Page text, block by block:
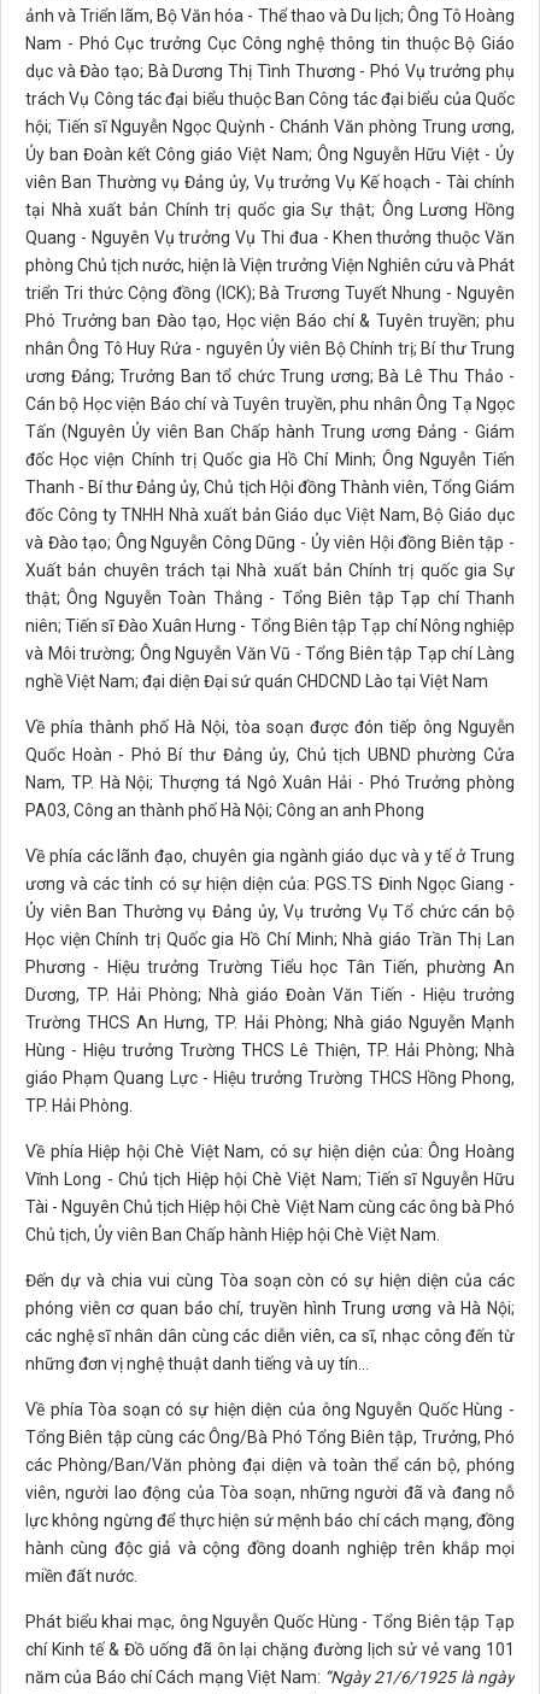
ảnh và Triển lãm, Bộ Văn hóa - Thể thao và Du lịch; Ông Tô Hoàng
Nam - Phó Cục trưởng Cục Công nghệ thông tin thuộc Bộ Giáo
dục và Đào tạo; Bà Dương Thị Tình Thương - Phó Vụ trưởng phụ
trách Vụ Công tác đại biểu thuộc Ban Công tác đại biểu của Quốc
hội; Tiến sĩ Nguyễn Ngọc Quỳnh - Chánh Văn phòng Trung ương,
Ủy ban Đoàn kết Công giáo Việt Nam; Ông Nguyễn Hữu Việt - Ủy
viên Ban Thường vụ Đảng ủy, Vụ trưởng Vụ Kế hoạch - Tài chính
tại Nhà xuất bản Chính trị quốc gia Sự thật; Ông Lương Hồng
Quang - Nguyên Vụ trưởng Vụ Thi đua - Khen thưởng thuộc Văn
phòng Chủ tịch nước, hiện là Viện trưởng Viện Nghiên cứu và Phát
triển Tri thức Cộng đồng (ICK); Bà Trương Tuyết Nhung - Nguyên
Phó Trưởng ban Đào tạo, Học viện Báo chí & Tuyên truyền; phu
nhân Ông Tô Huy Rứa - nguyên Ủy viên Bộ Chính trị; Bí thư Trung
ương Đảng; Trưởng Ban tổ chức Trung ương; Bà Lê Thu Thảo -
Cán bộ Học viện Báo chí và Tuyên truyền, phu nhân Ông Tạ Ngọc
Tấn (Nguyên Ủy viên Ban Chấp hành Trung ương Đảng - Giám
đốc Học viện Chính trị Quốc gia Hồ Chí Minh; Ông Nguyễn Tiến
Thanh - Bí thư Đảng ủy, Chủ tịch Hội đồng Thành viên, Tổng Giám
đốc Công ty TNHH Nhà xuất bản Giáo dục Việt Nam, Bộ Giáo dục
và Đào tạo; Ông Nguyễn Công Dũng - Ủy viên Hội đồng Biên tập -
Xuất bản chuyên trách tại Nhà xuất bản Chính trị quốc gia Sự
thật; Ông Nguyễn Toàn Thắng - Tổng Biên tập Tạp chí Thanh
niên; Tiến sĩ Đào Xuân Hưng - Tổng Biên tập Tạp chí Nông nghiệp
và Môi trường; Ông Nguyễn Văn Vũ - Tổng Biên tập Tạp chí Làng
nghề Việt Nam; đại diện Đại sứ quán CHDCND Lào tại Việt Nam
Về phía thành phố Hà Nội, tòa soạn được đón tiếp ông Nguyễn
Quốc Hoàn - Phó Bí thư Đảng ủy, Chủ tịch UBND phường Cửa
Nam, TP. Hà Nội; Thượng tá Ngô Xuân Hải - Phó Trưởng phòng
PA03, Công an thành phố Hà Nội; Công an anh Phong
Về phía các lãnh đạo, chuyên gia ngành giáo dục và y tế ở Trung
ương và các tỉnh có sự hiện diện của: PGS.TS Đinh Ngọc Giang -
Ủy viên Ban Thường vụ Đảng ủy, Vụ trưởng Vụ Tổ chức cán bộ
Học viện Chính trị Quốc gia Hồ Chí Minh; Nhà giáo Trần Thị Lan
Phương - Hiệu trưởng Trường Tiểu học Tân Tiến, phường An
Dương, TP. Hải Phòng; Nhà giáo Đoàn Văn Tiến - Hiệu trưởng
Trường THCS An Hưng, TP. Hải Phòng; Nhà giáo Nguyễn Mạnh
Hùng - Hiệu trưởng Trường THCS Lê Thiện, TP. Hải Phòng; Nhà
giáo Phạm Quang Lực - Hiệu trưởng Trường THCS Hồng Phong,
TP. Hải Phòng.
Về phía Hiệp hội Chè Việt Nam, có sự hiện diện của: Ông Hoàng
Vĩnh Long - Chủ tịch Hiệp hội Chè Việt Nam; Tiến sĩ Nguyễn Hữu
Tài - Nguyên Chủ tịch Hiệp hội Chè Việt Nam cùng các ông bà Phó
Chủ tịch, Ủy viên Ban Chấp hành Hiệp hội Chè Việt Nam.
Đến dự và chia vui cùng Tòa soạn còn có sự hiện diện của các
phóng viên cơ quan báo chí, truyền hình Trung ương và Hà Nội;
các nghệ sĩ nhân dân cùng các diễn viên, ca sĩ, nhạc công đến từ
những đơn vị nghệ thuật danh tiếng và uy tín...
Về phía Tòa soạn có sự hiện diện của ông Nguyễn Quốc Hùng -
Tổng Biên tập cùng các Ông/Bà Phó Tổng Biên tập, Trưởng, Phó
các Phòng/Ban/Văn phòng đại diện và toàn thể cán bộ, phóng
viên, người lao động của Tòa soạn, những người đã và đang nỗ
lực không ngừng để thực hiện sứ mệnh báo chí cách mạng, đồng
hành cùng độc giả và cộng đồng doanh nghiệp trên khắp mọi
miền đất nước.
Phát biểu khai mạc, ông Nguyễn Quốc Hùng - Tổng Biên tập Tạp
chí Kinh tế & Đồ uống đã ôn lại chặng đường lịch sử vẻ vang 101
năm của Báo chí Cách mạng Việt Nam: “Ngày 21/6/1925 là ngày